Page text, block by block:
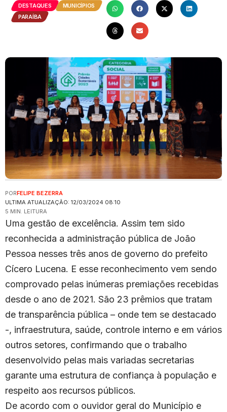
DESTAQUES
MUNICÍPIOS
PARAÍBA
ULTIMA ATUALIZAÇÃO: 12/03/2024 08:10
PORFELIPE BEZERRA
5 MIN. LEITURA
Uma gestão de excelência. Assim tem sido
reconhecida a administração pública de João
Pessoa nesses três anos de governo do prefeito
Cícero Lucena. E esse reconhecimento vem sendo
comprovado pelas inúmeras premiações recebidas
desde o ano de 2021. São 23 prêmios que tratam
de transparência pública – onde tem se destacado
-, infraestrutura, saúde, controle interno e em vários
outros setores, confirmando que o trabalho
desenvolvido pelas mais variadas secretarias
garante uma estrutura de confiança à população e
respeito aos recursos públicos.
De acordo com o ouvidor geral do Município e